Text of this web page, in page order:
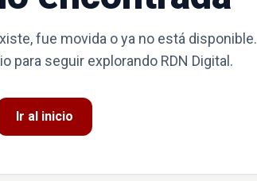
fue movida o ya no está disponible.
para seguir explorando RDN Digital.
Ir al inicio